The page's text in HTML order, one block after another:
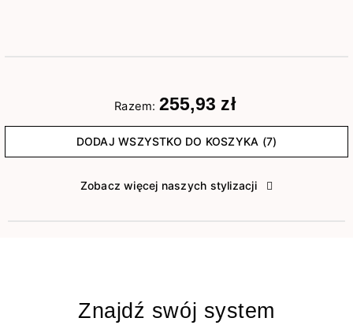
Razem: 255,93 zł
DODAJ WSZYSTKO DO KOSZYKA (7)
Zobacz więcej naszych stylizacji
Znajdź swój system